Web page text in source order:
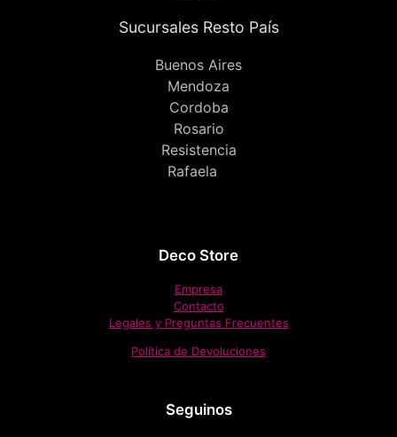
Sucursales Resto País
Buenos Aires
Mendoza
Cordoba
Rosario
Resistencia
Rafaela
Deco Store
Empresa
Contacto
Legales y Preguntas Frecuentes
Política de Devoluciones
Seguinos